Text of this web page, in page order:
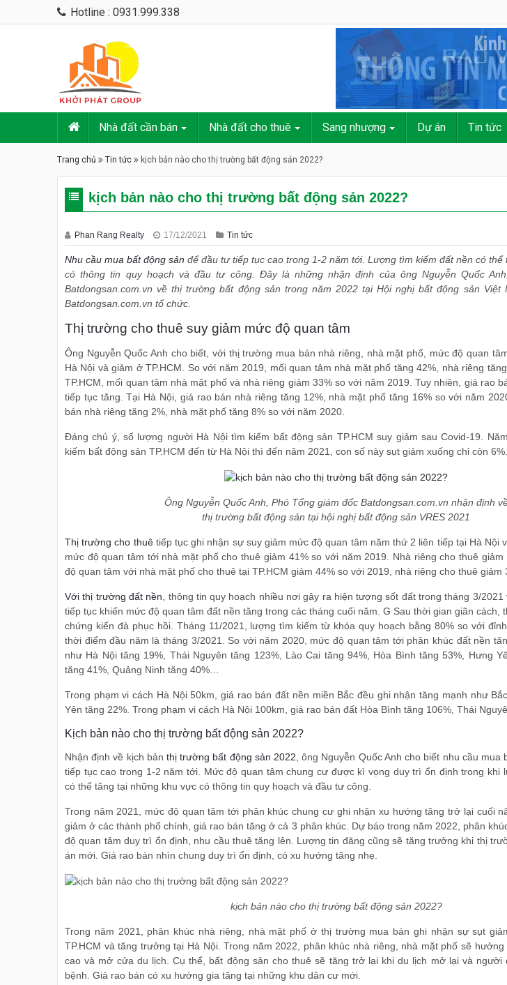
Hotline : 0931.999.338
Nhà đất cần bán Nhà đất cho thuê Sang nhượng Dự án Tin tức
Trang chủ Tin tức kịch bản nào cho thị trường bất động sản 2022?
kịch bản nào cho thị trường bất động sản 2022?
Phan Rang Realty 17/12/2021 Tin tức
Nhu cầu mua bất động sản để đầu tư tiếp tục cao trong 1-2 năm tới. Lượng tìm kiếm đất nền có
có thông tin quy hoạch và đầu tư công. Đây là những nhận định của ông Nguyễn Quốc
Batdongsan.com.vn về thị trường bất động sản trong năm 2022 tại Hội nghị bất động sản Việt
Batdongsan.com.vn tổ chức.
Thị trường cho thuê suy giảm mức độ quan tâm
Ông Nguyễn Quốc Anh cho biết, với thị trường mua bán nhà riêng, nhà mặt phố, mức độ quan
Hà Nội và giảm ở TP.HCM. So với năm 2019, mối quan tâm nhà mặt phố tăng 42%, nhà riêng
TP.HCM, mối quan tâm nhà mặt phố và nhà riêng giảm 33% so với năm 2019. Tuy nhiên, giá rao
tiếp tục tăng. Tại Hà Nội, giá rao bán nhà riêng tăng 12%, nhà mặt phố tăng 16% so với năm
bán nhà riêng tăng 2%, nhà mặt phố tăng 8% so với năm 2020.
Đáng chú ý, số lượng người Hà Nội tìm kiếm bất động sản TP.HCM suy giảm sau Covid-19.
kiếm bất động sản TP.HCM đến từ Hà Nội thì đến năm 2021, con số này sụt giảm xuống chỉ còn 6%.
Ông Nguyễn Quốc Anh, Phó Tổng giám đốc Batdongsan.com.vn nhận định
thị trường bất động sản tại hội nghị bất động sản VRES 2021
Thị trường cho thuêtiếp tục ghi nhận sự suy giảm mức độ quan tâm năm thứ 2 liên tiếp tại Hà Nội
mức độ quan tâm tới nhà mặt phố cho thuê giảm 41% so với năm 2019. Nhà riêng cho thuê
độ quan tâm với nhà mặt phố cho thuê tại TP.HCM giảm 44% so với 2019, nhà riêng cho thuê giảm
Với thị trường đất nền , thông tin quy hoạch nhiều nơi gây ra hiện tượng sốt đất trong tháng 3/
tiếp tục khiến mức độ quan tâm đất nền tăng trong các tháng cuối năm. G Sau thời gian giãn cách,
chứng kiến đà phục hồi. Tháng 11/2021, lượng tìm kiếm từ khóa quy hoạch bằng 80% so với
thời điểm đầu năm là tháng 3/2021. So với năm 2020, mức độ quan tâm tới phân khúc đất nền
như Hà Nội tăng 19%, Thái Nguyên tăng 123%, Lào Cai tăng 94%, Hòa Bình tăng 53%, Hưng
tăng 41%, Quảng Ninh tăng 40%…
Trong phạm vi cách Hà Nội 50km, giá rao bán đất nền miền Bắc đều ghi nhận tăng mạnh như
Yên tăng 22%. Trong phạm vi cách Hà Nội 100km, giá rao bán đất Hòa Bình tăng 106%, Thái
Kịch bản nào cho thị trường bất động sản 2022?
Nhận định về kịch bản thị trường bất động sản 2022 , ông Nguyễn Quốc Anh cho biết nhu cầu
tiếp tục cao trong 1-2 năm tới. Mức độ quan tâm chung cư được kì vọng duy trì ổn định trong khi
có thể tăng tại những khu vực có thông tin quy hoạch và đầu tư công.
Trong năm 2021, mức độ quan tâm tới phân khúc chung cư ghi nhận xu hướng tăng trở lại cuối
giảm ở các thành phố chính, giá rao bán tăng ở cả 3 phân khúc. Dự báo trong năm 2022, phân
độ quan tâm duy trì ổn định, nhu cầu thuê tăng lên. Lượng tin đăng cũng sẽ tăng trưởng khi thị
án mới. Giá rao bán nhìn chung duy trì ổn định, có xu hướng tăng nhẹ.
kịch bản nào cho thị trường bất động sản 2022?
Trong năm 2021, phân khúc nhà riêng, nhà mặt phố ở thị trường mua bán ghi nhận sự sụt
TP.HCM và tăng trưởng tại Hà Nội. Trong năm 2022, phân khúc nhà riêng, nhà mặt phố sẽ
cao và mở cửa du lịch. Cụ thể, bất động sản cho thuê sẽ tăng trở lại khi du lịch mở lại và người
bệnh. Giá rao bán có xu hướng gia tăng tại những khu dân cư mới.